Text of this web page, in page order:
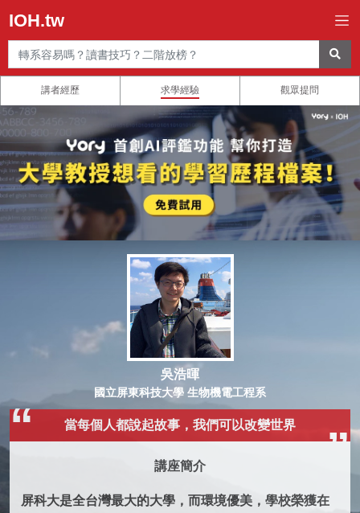
IOH.tw
講者經歷 求學經驗 觀眾提問
吳浩暉
國立屏東科技大學 生物機電工程系
當每個人都說起故事，我們可以改變世界
講座簡介
屏科大是全台灣最大的大學，而環境優美，學校榮獲在